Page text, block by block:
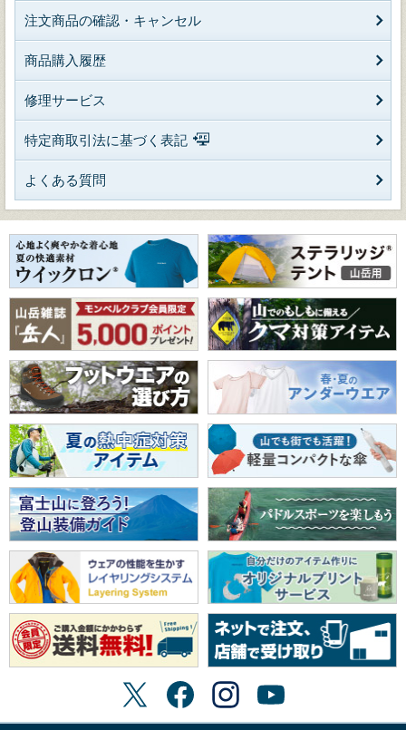
注文商品の確認・キャンセル
商品購入履歴
修理サービス
特定商取引法に基づく表記
よくある質問